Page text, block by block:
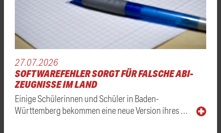
27.07.2026
SOFTWAREFEHLER SORGT FÜR FALSCHE ABI-
ZEUGNISSE IM LAND
Einige Schülerinnen und Schüler in Baden-
Württemberg bekommen eine neue Version ihres …